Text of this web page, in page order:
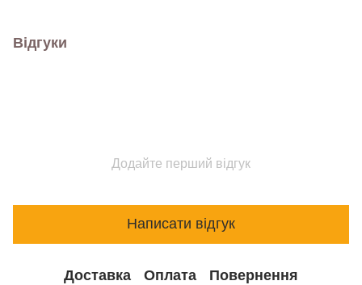
Відгуки
Додайте перший відгук
Написати відгук
Доставка Оплата Повернення